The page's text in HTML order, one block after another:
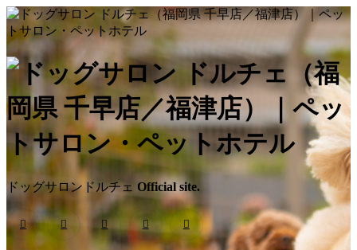
ド
ッ
グ
サ
ロ
ドッグサロンドルチェ Official site.